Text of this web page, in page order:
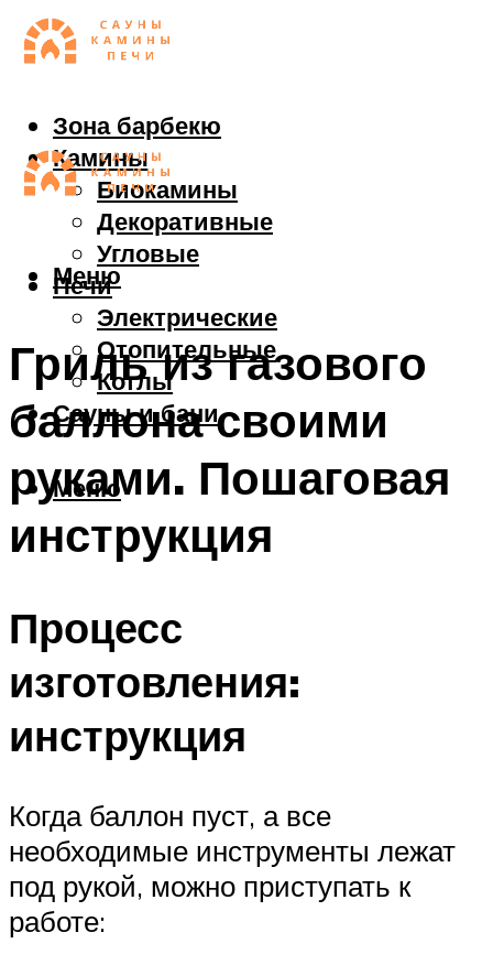
Зона барбекю
Камины
Биокамины
Декоративные
Угловые
Печи
Электрические
Отопительные
Котлы
Сауны и бани
Меню
Меню
Гриль из газового
баллона своими
руками. Пошаговая
инструкция
Процесс
изготовления:
инструкция
Когда баллон пуст, а все
необходимые инструменты лежат
под рукой, можно приступать к
работе: